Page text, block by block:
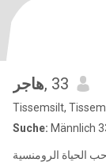
هاجر, 33
Tissemsilt,
Suche: Männlich